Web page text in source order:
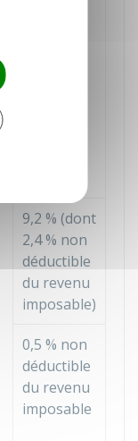
9,2 % (dont
2,4 % non
déductible
du revenu
imposable)
0,5 % non
déductible
du revenu
imposable